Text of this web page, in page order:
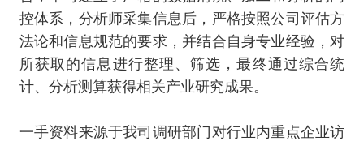
控体系，分析师采集信息后，严格按照公司评估方
法论和信息规范的要求，并结合自身专业经验，对
所获取的信息进行整理、筛选，最终通过综合统
计、分析测算获得相关产业研究成果。
一手资料来源于我司调研部门对行业内重点企业访